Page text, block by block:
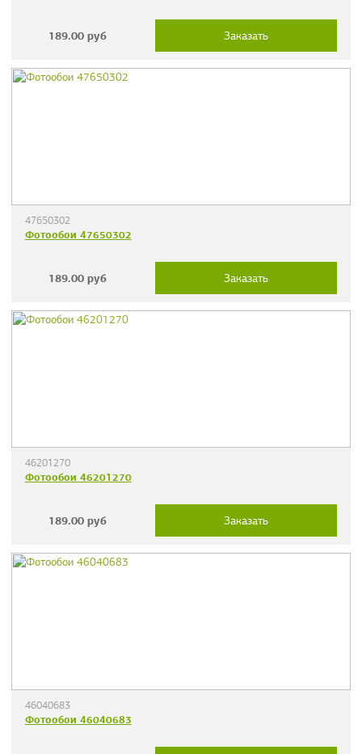
189.00 руб Заказать
47650302
Фотообои 47650302
189.00 руб Заказать
46201270
Фотообои 46201270
189.00 руб Заказать
46040683
Фотообои 46040683